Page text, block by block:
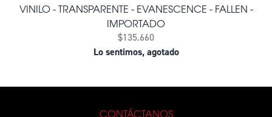
VINILO - TRANSPARENTE - EVANESCENCE - FALLEN -
IMPORTADO
$135.660
Lo sentimos, agotado
CONTÁCTANOS